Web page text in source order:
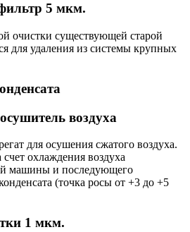
5 мкм.
очистки существующей старой
для удаления из системы крупных
воздуха
для осушения сжатого воздуха.
охлаждения воздуха
машины и последующего
(точка росы от +3 до +5
1 мкм.